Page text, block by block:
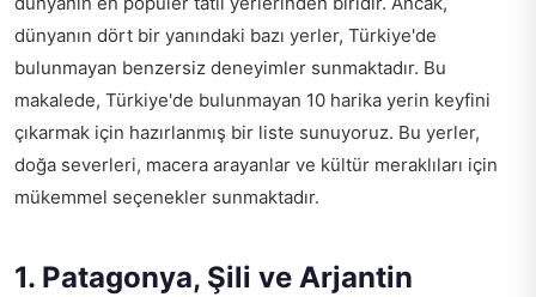
dünyanın dört bir yanındaki bazı yerler, Türkiye'de
bulunmayan benzersiz deneyimler sunmaktadır. Bu
makalede, Türkiye'de bulunmayan 10 harika yerin keyfini
çıkarmak için hazırlanmış bir liste sunuyoruz. Bu yerler,
doğa severleri, macera arayanlar ve kültür meraklıları için
mükemmel seçenekler sunmaktadır.
1. Patagonya, Şili ve Arjantin